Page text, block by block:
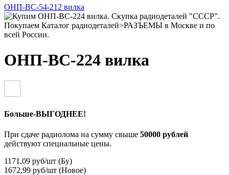
ОНП-ВС-54-212 вилка
ОНП-ВС-224 вилка
Больше-ВЫГОДНЕЕ!
При сдаче радиолома на сумму свыше 50000 рублей
действуют специальные цены.
1171,09 руб/шт (Бу)
1672,99 руб/шт (Новое)